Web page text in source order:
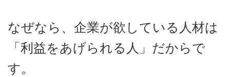
なぜなら、企業が欲している人材は
「利益をあげられる人」だからで
す。